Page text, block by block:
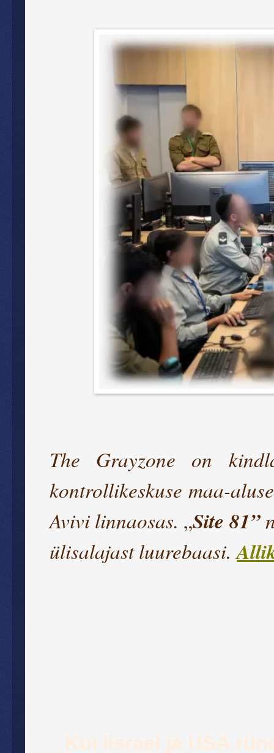
The Grayzone on
kontrollikeskuse maa-
Avivi linnaosas. „Site 81”
ülisalajast luurebaasi.
Kui Iisrael ja USA